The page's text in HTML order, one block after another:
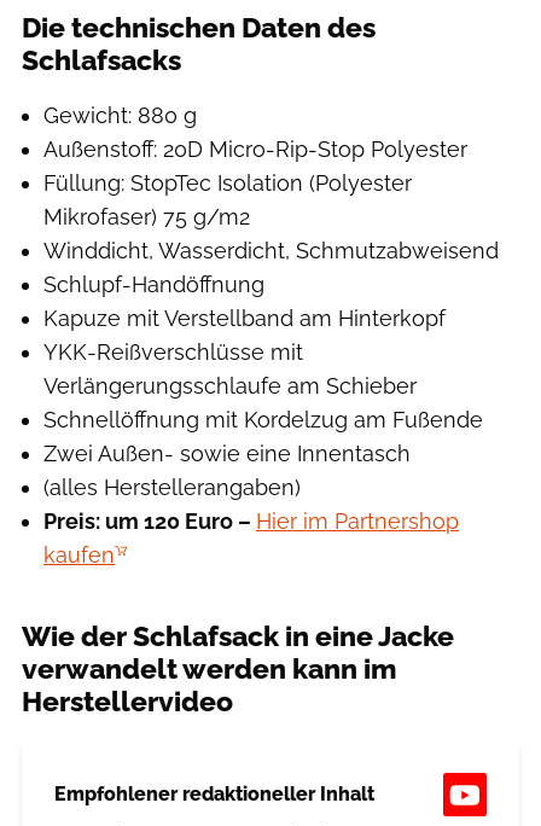
Die technischen Daten des
Schlafsacks
Gewicht: 880 g
Außenstoff: 20D Micro-Rip-Stop Polyester
Füllung: StopTec Isolation (Polyester
Mikrofaser) 75 g/m2
Winddicht, Wasserdicht, Schmutzabweisend
Schlupf-Handöffnung
Kapuze mit Verstellband am Hinterkopf
YKK-Reißverschlüsse mit
Verlängerungsschlaufe am Schieber
Schnellöffnung mit Kordelzug am Fußende
Zwei Außen- sowie eine Innentasch
(alles Herstellerangaben)
Preis: um 120 Euro – Hier im Partnershop
kaufen
Wie der Schlafsack in eine Jacke
verwandelt werden kann im
Herstellervideo
Empfohlener redaktioneller Inhalt